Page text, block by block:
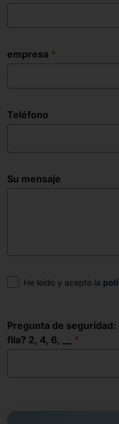
empresa
Teléfono
Su mensaje
Consentimiento
He leído y acepto la
Pregunta de
fila? 2, 4, 6, __